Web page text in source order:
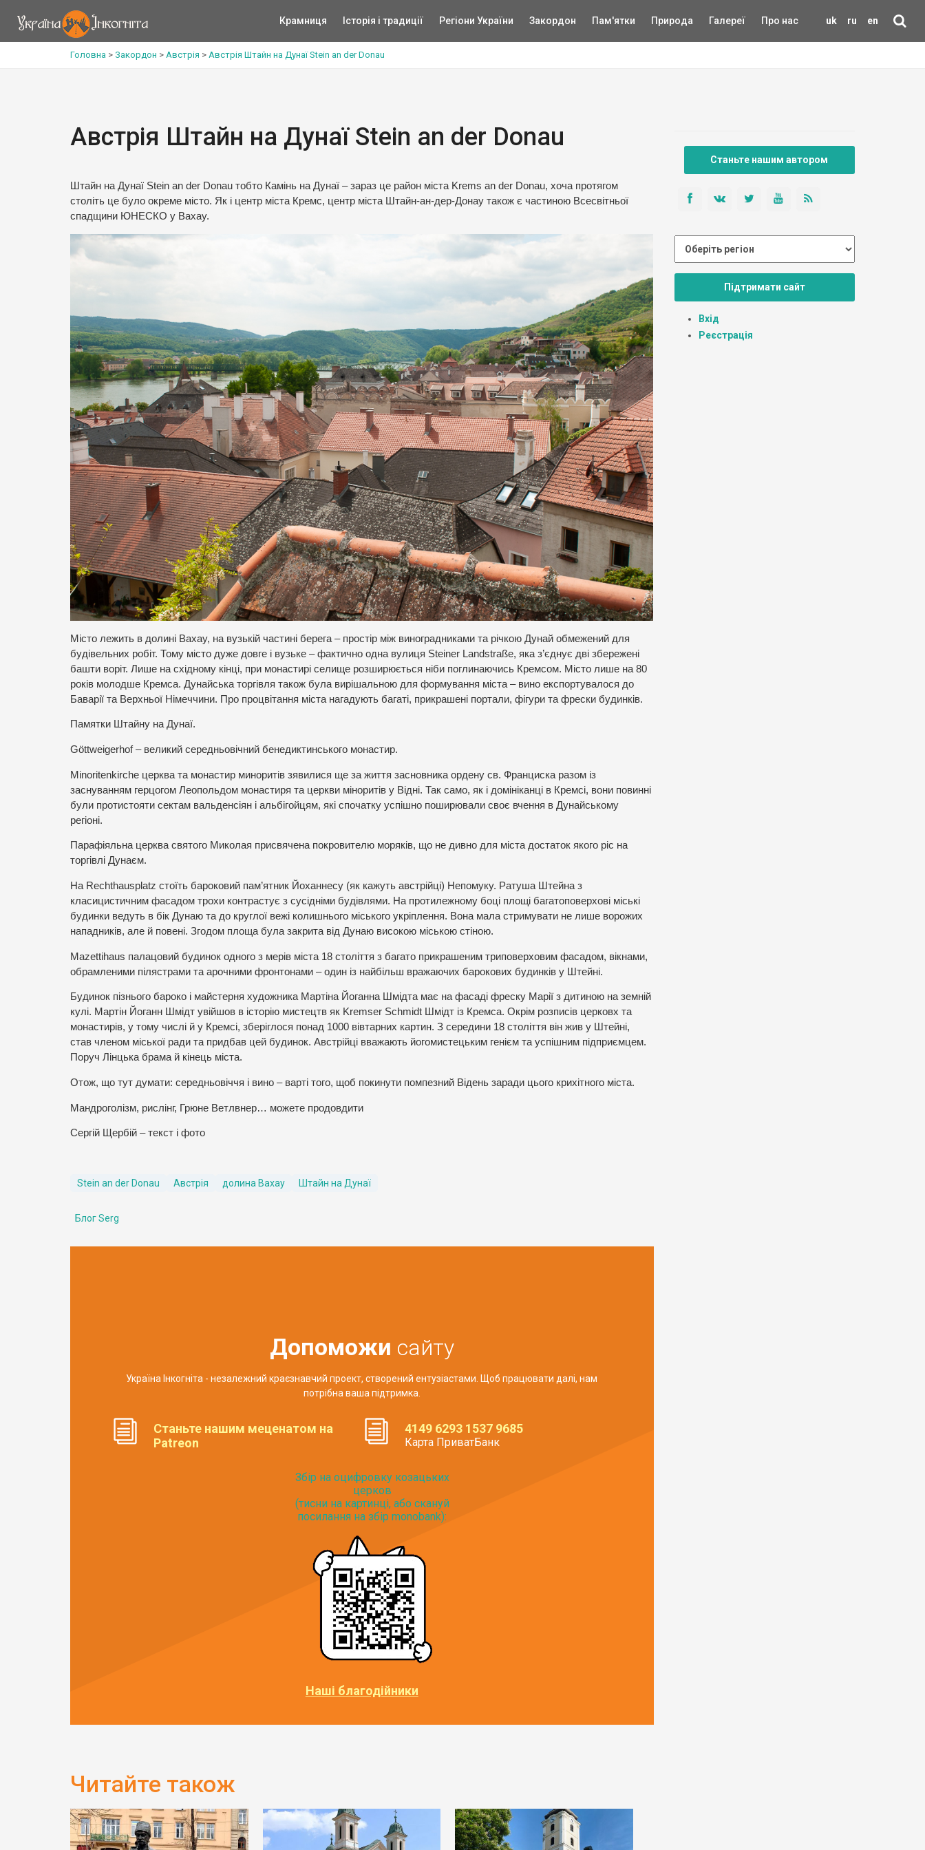
uk ru en
Крамниця Історія і традиції Регіони України Закордон Пам'ятки Природа Галереї Про нас
Головна > Закордон > Австрія > Австрія Штайн на Дунаї Stein an der Donau
Австрія Штайн на Дунаї Stein an der Donau
Штайн на Дунаї Stein an der Donau тобто Камінь на Дунаї – зараз це район міста Krems an der Donau, хоча протягом
століть це було окреме місто. Як і центр міста Кремс, центр міста Штайн-ан-дер-Донау також є частиною Всесвітньої
спадщини ЮНЕСКО у Вахау.
Місто лежить в долині Вахау, на вузькій частині берега – простір між виноградниками та річкою Дунай обмежений для
будівельних робіт. Тому місто дуже довге і вузьке – фактично одна вулиця Steiner Landstraße, яка з’єднує дві збережені
башти воріт. Лише на східному кінці, при монастирі селище розширюється ніби поглинаючись Кремсом. Місто лише на 80
років молодше Кремса. Дунайська торгівля також була вирішальною для формування міста – вино експортувалося до
Баварії та Верхньої Німеччини. Про процвітання міста нагадують багаті, прикрашені портали, фігури та фрески будинків.
Памятки Штайну на Дунаї.
Göttweigerhof – великий середньовічний бенедиктинського монастир.
Minoritenkirche церква та монастир миноритів зявилися ще за життя засновника ордену св. Франциска разом із
заснуванням герцогом Леопольдом монастиря та церкви міноритів у Відні. Так само, як і домініканці в Кремсі, вони повинні
були протистояти сектам вальденсіян і альбігойцям, які спочатку успішно поширювали своє вчення в Дунайському
регіоні.
Парафіяльна церква святого Миколая присвячена покровителю моряків, що не дивно для міста достаток якого ріс на
торгівлі Дунаєм.
На Rechthausplatz стоїть бароковий пам’ятник Йоханнесу (як кажуть австрійці) Непомуку. Ратуша Штейна з
класицистичним фасадом трохи контрастує з сусідніми будівлями. На протилежному боці площі багатоповерхові міські
будинки ведуть в бік Дунаю та до круглої вежі колишнього міського укріплення. Вона мала стримувати не лише ворожих
нападників, але й повені. Згодом площа була закрита від Дунаю високою міською стіною.
Mazettihaus палацовий будинок одного з мерів міста 18 століття з багато прикрашеним триповерховим фасадом, вікнами,
обрамленими пілястрами та арочними фронтонами – один із найбільш вражаючих барокових будинків у Штейні.
Будинок пізнього бароко і майстерня художника Мартіна Йоганна Шмідта має на фасаді фреску Марії з дитиною на земній
кулі. Мартін Йоганн Шмідт увійшов в історію мистецтв як Kremser Schmidt Шмідт із Кремса. Окрім розписів церковх та
монастирів, у тому числі й у Кремсі, зберіглося понад 1000 вівтарних картин. З середини 18 століття він жив у Штейні,
став членом міської ради та придбав цей будинок. Австрійці вважають йогомистецьким генієм та успішним підприємцем.
Поруч Лінцька брама й кінець міста.
Отож, що тут думати: середньовіччя і вино – варті того, щоб покинути помпезний Відень заради цього крихітного міста.
Мандроголізм, рислінг, Грюне Ветлвнер… можете продовдити
Сергій Щербій – текст і фото
Stein an der Donau Австрія долина Вахау Штайн на Дунаї
Блог Serg
Допоможи сайту
Україна Інкогніта - незалежний краєзнавчий проект, створений ентузіастами. Щоб працювати далі, нам
потрібна ваша підтримка.
Станьте нашим меценатом на
Patreon
4149 6293 1537 9685
Карта ПриватБанк
Збір на оцифровку козацьких
церков
(тисни на картинці, або скануй
посилання на збір monobank):
Наші благодійники
Читайте також
Станьте нашим автором
Підтримати сайт
Вхід
Реєстрація